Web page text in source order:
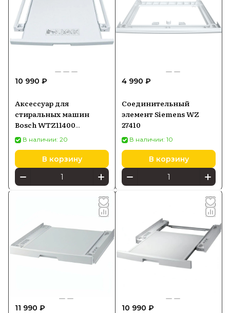
10 990 ₽
Аксессуар для
стиральных машин
Bosch WTZ11400
Аксессуар для
сушильных автоматов
В наличии: 20
В корзину
4 990 ₽
Соединительный
элемент Siemens WZ
27410
В наличии: 10
В корзину
11 990 ₽ 10 990 ₽